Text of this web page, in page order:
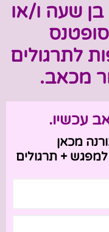
שעה ו/או
לתרגולים
מכאב.
עכשיו.
מכאן
+ תרגולים